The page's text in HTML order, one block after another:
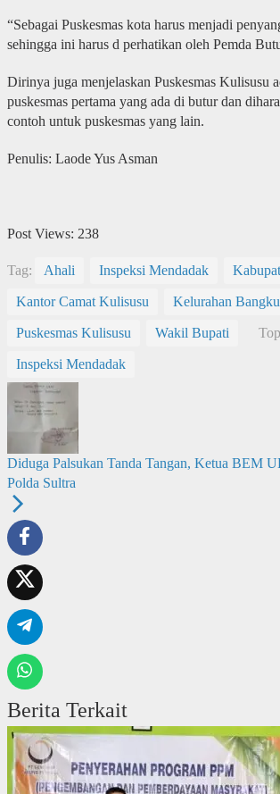
“Sebagai Puskesmas kota harus menjadi
sehingga ini harus d perhatikan oleh Pemda
Dirinya juga menjelaskan Puskesmas Kulisusu
puskesmas pertama yang ada di butur dan
contoh untuk puskesmas yang lain.
Penulis: Laode Yus Asman
Post Views: 238
Tag: Ahali Inspeksi Mendadak
Kantor Camat Kulisusu Kelurahan
Puskesmas Kulisusu Wakil Bupati
Inspeksi Mendadak
Diduga Palsukan Tanda Tangan, Ketua BEM
Polda Sultra
Berita Terkait